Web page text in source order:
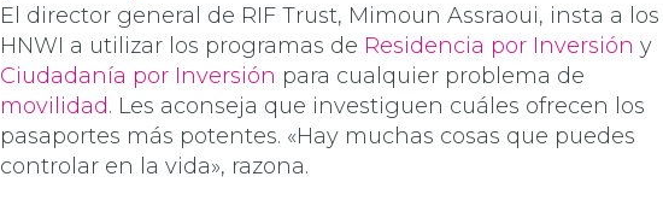
El director general de RIF Trust, Mimoun Assraoui, insta a los
HNWI a utilizar los programas de Residencia por Inversión y
Ciudadanía por Inversión para cualquier problema de
movilidad. Les aconseja que investiguen cuáles ofrecen los
pasaportes más potentes. «Hay muchas cosas que puedes
controlar en la vida», razona.